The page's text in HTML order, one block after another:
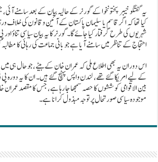
یہ گفتگو خیبر پختونخوا کے گورنر کے حالیہ بیان کے بعد سامنے
کیا تھا کہ اگر قاسم یا سلیمان پاکستان کے آئین و قانون کی خلاف
شہریوں کی طرح گرفتار کیا جائے گا۔ گورنر کا یہ بیان سیاسی تناؤ
احتجاج کے تناظر میں سامنے آیا ہے جو بانی جماعت کی رہائی کا
اس دوران یہ بھی اطلاع ملی کہ عمران خان کے بیٹے، جو حال ہی میں
کے لیے امریکا گئے تھے، لندن واپس پہنچ گئے ہیں۔ ان کا یہ دورہ پی
بین الاقوامی کوششوں کا حصہ سمجھا جا رہا ہے، جس کا مقصد عمران
موجودہ سیاسی صورتحال پر توجہ مبذول کرانا ہے۔